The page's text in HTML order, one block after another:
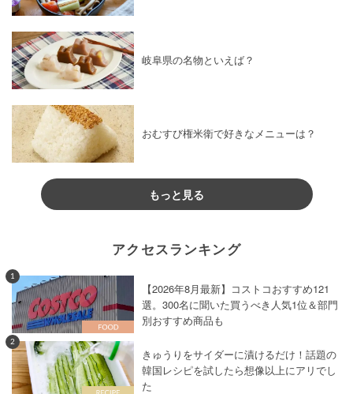
岐阜県の名物といえば？
おむすび権米衛で好きなメニューは？
もっと見る
アクセスランキング
1
【2026年8月最新】コストコおすすめ121
選。300名に聞いた買うべき人気1位＆部門
別おすすめ商品も
2
きゅうりをサイダーに漬けるだけ！話題の
韓国レシピを試したら想像以上にアリでし
た